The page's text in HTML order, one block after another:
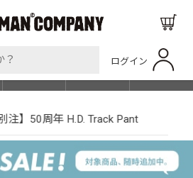
ログイン
SHOP LIST
注】50周年 H.D. Track Pant